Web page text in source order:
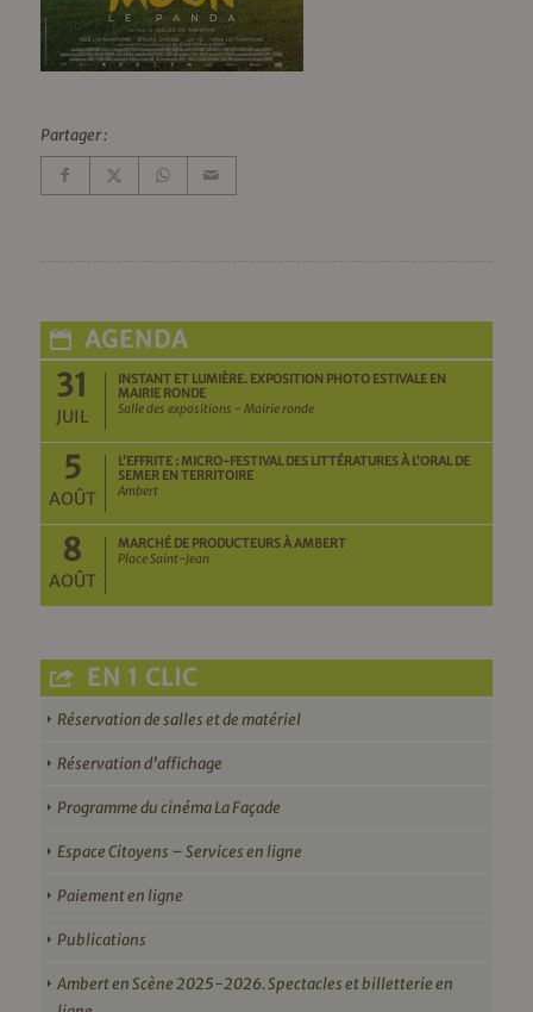
Partager :
AGENDA
31
JUIL
INSTANT ET LUMIÈRE. EXPOSITION PHOTO ESTIVALE EN
MAIRIE RONDE
Salle des expositions - Mairie ronde
5
AOÛT
L’EFFRITE : MICRO-FESTIVAL DES LITTÉRATURES À L’ORAL DE
SEMER EN TERRITOIRE
Ambert
8
AOÛT
MARCHÉ DE PRODUCTEURS À AMBERT
Place Saint-Jean
EN 1 CLIC
Réservation de salles et de matériel
Réservation d’affichage
Programme du cinéma La Façade
Espace Citoyens – Services en ligne
Paiement en ligne
Publications
Ambert en Scène 2025-2026. Spectacles et billetterie en